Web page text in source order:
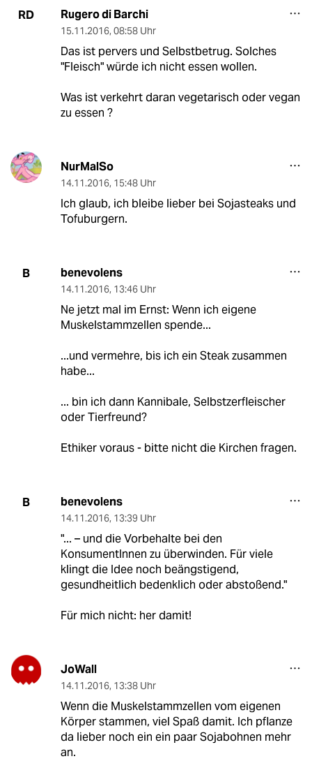
RD Rugero di Barchi
15.11.2016, 08:58 Uhr
Das ist pervers und Selbstbetrug. Solches
"Fleisch" würde ich nicht essen wollen.
Was ist verkehrt daran vegetarisch oder vegan
zu essen ?
NurMalSo
14.11.2016, 15:48 Uhr
Ich glaub, ich bleibe lieber bei Sojasteaks und
Tofuburgern.
B benevolens
14.11.2016, 13:46 Uhr
Ne jetzt mal im Ernst: Wenn ich eigene
Muskelstammzellen spende...
...und vermehre, bis ich ein Steak zusammen
habe...
... bin ich dann Kannibale, Selbstzerfleischer
oder Tierfreund?
Ethiker voraus - bitte nicht die Kirchen fragen.
B benevolens
14.11.2016, 13:39 Uhr
"... – und die Vorbehalte bei den
KonsumentInnen zu überwinden. Für viele
klingt die Idee noch beängstigend,
gesundheitlich bedenklich oder abstoßend."
Für mich nicht: her damit!
JoWall
14.11.2016, 13:38 Uhr
Wenn die Muskelstammzellen vom eigenen
Körper stammen, viel Spaß damit. Ich pflanze
da lieber noch ein ein paar Sojabohnen mehr
an.